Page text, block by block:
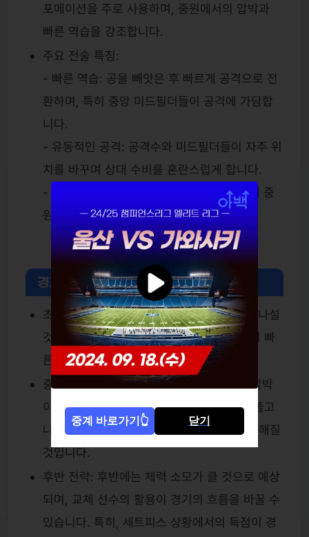
포메이션을 주로 사용하며, 중원에서의 압박과
빠른 역습을 강조합니다.
주요 전술 특징:
- 빠른 역습: 공을 빼앗은 후 빠르게 공격으로 전
환하며, 특히 중앙 미드필더들이 공격에 가담합
니다.
- 유동적인 공격: 공격수와 미드필더들이 자주 위
치를 바꾸며 상대 수비를 혼란스럽게 합니다.
- 강한 압박: 상대의 빌드업을 방해하기 위해 중
원에서 강한 압박을 가합니다.
경기 흐름 예측
초반 전개: 양 팀 모두 초반부터 공격적으로 나설
것으로 예상되며, 울산 HD는 홈 이점을 살려 빠
른 공격을 시도할 것입니다.
중반 전투: 중반에는 가와사키 프론탈레의 압박
이 강화될 것으로 보이며, 울산 HD는 이를 뚫고
나가기 위해 중원에서의 패스 플레이가 중요해질
것입니다.
후반 전략: 후반에는 체력 소모가 클 것으로 예상
되며, 교체 선수의 활용이 경기의 흐름을 바꿀 수
있습니다. 특히, 세트피스 상황에서의 득점이 경
중계 바로가기👆 닫기